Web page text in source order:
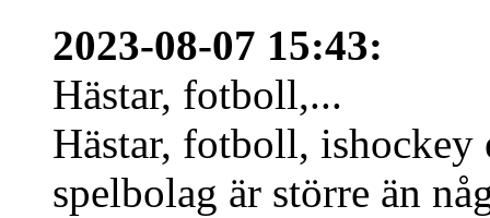
2023-08-07 15:43:
Hästar, fotboll,...
Hästar, fotboll,
spelbolag är större än